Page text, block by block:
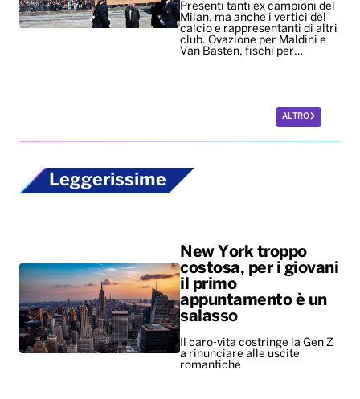
Presenti tanti ex campioni del
Milan, ma anche i vertici del
calcio e rappresentanti di altri
club. Ovazione per Maldini e
Van Basten, fischi per…
ALTRO
Leggerissime
New York troppo
costosa, per i giovani
il primo
appuntamento è un
salasso
Il caro-vita costringe la Gen Z
a rinunciare alle uscite
romantiche